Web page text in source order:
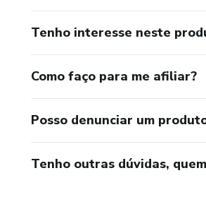
Tenho interesse neste
Como faço para me afiliar?
Posso denunciar um
Tenho outras dúvidas,